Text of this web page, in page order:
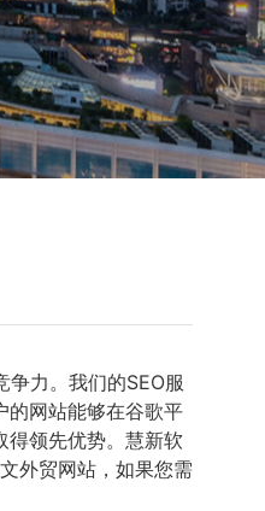
力。我们的SEO服
的网站能够在谷歌平
得领先优势。慧新软
外贸网站，如果您需